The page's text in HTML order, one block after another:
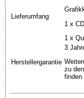
Lieferumfang
1 x
1 x
Herstellergarantie
3
zu
finden